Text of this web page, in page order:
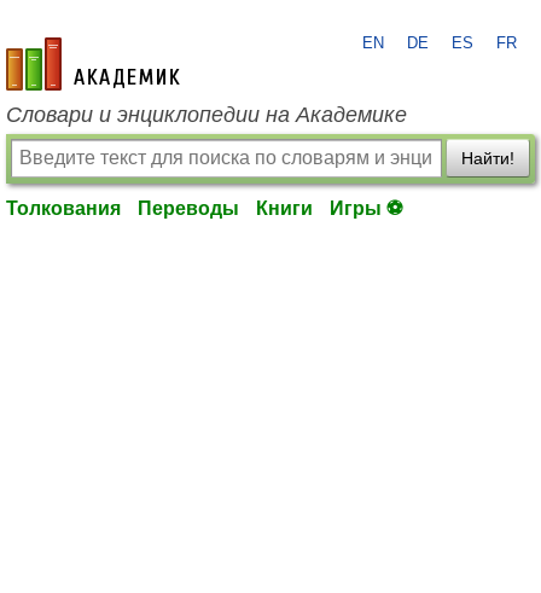
academic.ru
EN DE ES FR
Словари и энциклопедии на Академике
Найти!
Толкования Переводы Книги Игры ⚽